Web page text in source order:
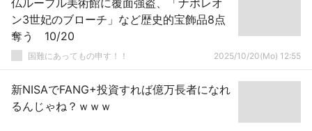
仏ルーブル美術館に覆面強盗、「ナポレオ
ン3世妃のブローチ」など歴史的宝飾品8点
奪う 10/20
国難にあってもの申す！！ 2025/10/20(Mo) 12:55
新NISAでFANG+投資すれば億万長者になれ
るんじゃね？ｗｗｗ